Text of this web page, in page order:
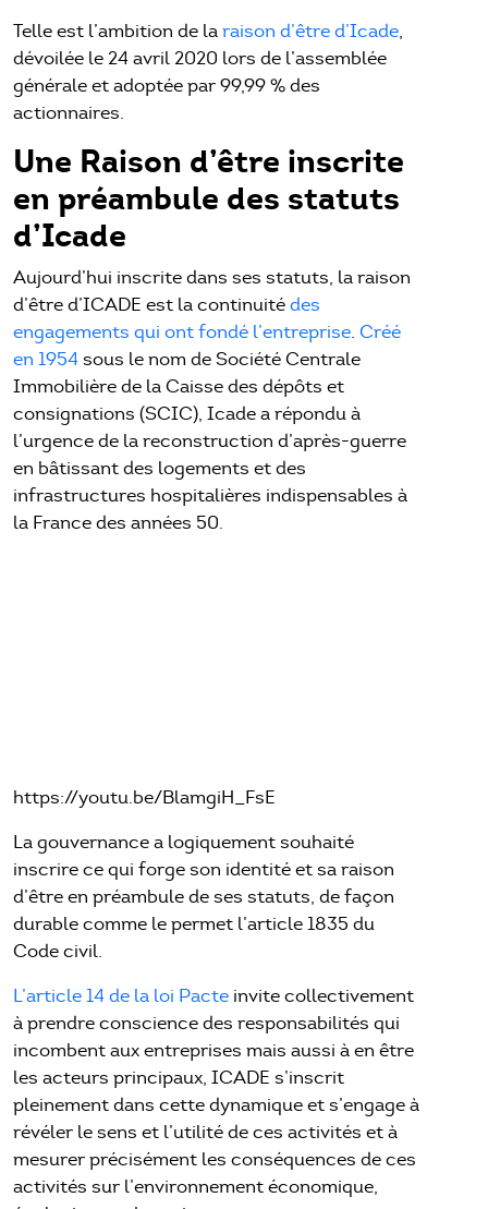
Telle est l’ambition de laraison d’être d’Icade,
dévoilée le 24 avril 2020 lors de l’assemblée
générale et adoptée par 99,99 % des
actionnaires.
Une Raison d’être inscrite
en préambule des statuts
d’Icade
Aujourd’hui inscrite dans ses statuts, la raison
d’être d’ICADE est la continuitédes
engagements qui ont fondé l’entreprise.Créé
en 1954sous le nom de Société Centrale
Immobilière de la Caisse des dépôts et
consignations (SCIC), Icade a répondu à
l’urgence de la reconstruction d’après-guerre
en bâtissant des logements et des
infrastructures hospitalières indispensables à
la France des années 50.
https://youtu.be/BlamgiH_FsE
La gouvernance a logiquement souhaité
inscrire ce qui forge son identité et sa raison
d’être en préambule de ses statuts, de façon
durable comme le permet l’article 1835 du
Code civil.
L’article 14 de la loi Pacte invite collectivement
à prendre conscience des responsabilités qui
incombent aux entreprises mais aussi à en être
les acteurs principaux, ICADE s’inscrit
pleinement dans cette dynamique et s’engage à
révéler le sens et l’utilité de ces activités et à
mesurer précisément les conséquences de ces
activités sur l’environnement économique,